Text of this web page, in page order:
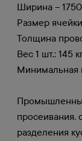
Ширина –
Размер
Толщина
Вес 1 шт.: 145
Минимальная
просеивания,
разделения